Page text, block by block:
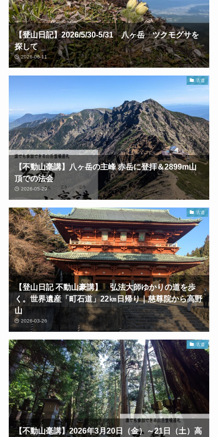
【登山日記】2026/5/30-5/31 八ヶ岳 ツクモグサを
探して
2026-06-11
古道
【不動山毫講】八ヶ岳の主峰 赤岳に登拝＆2899m山
頂での法会
2026-05-29
古道
【登山日記 不動山豪講】 弘法大師ゆかりの道を歩
く。世界遺産「町石道」22㎞日帰り｜慈尊院から高野
山
2026-03-26
古道
【不動山毫講】2026年3月20日（金）～21日（土）高